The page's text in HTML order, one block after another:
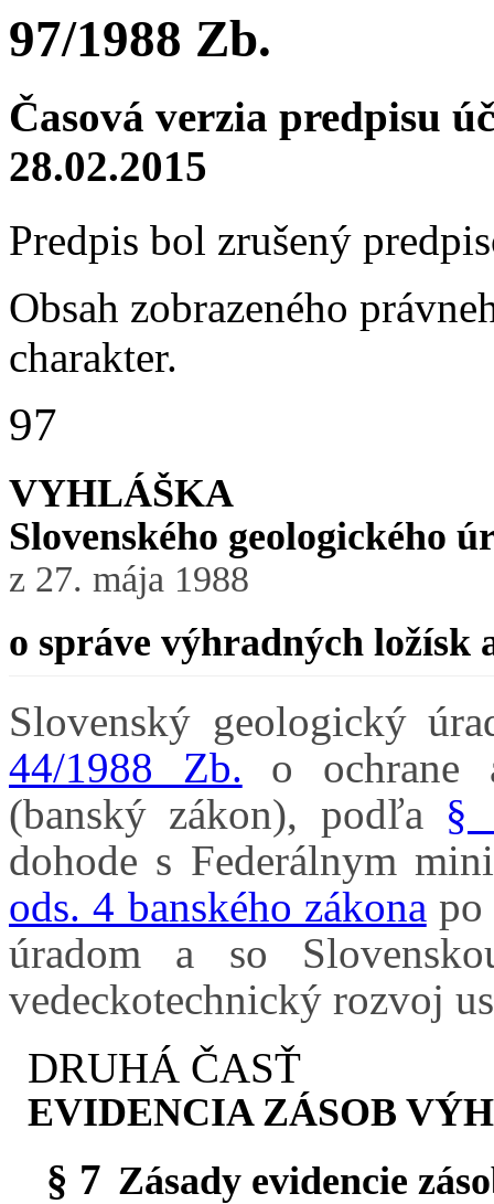
97/1988 Zb.
Časová verzia predpisu
28.02.2015
Predpis bol zrušený
Obsah zobrazeného
charakter.
97
VYHLÁŠKA
Slovenského geologického
z 27. mája 1988
o správe výhradných ložísk
Slovenský geologický
44/1988 Zb. o ochrane
(banský zákon), podľa §
dohode s Federálnym
ods. 4 banského zákona po
úradom a so
vedeckotechnický rozvoj
DRUHÁ ČASŤ
EVIDENCIA ZÁSOB
§ 7 Zásady evidencie